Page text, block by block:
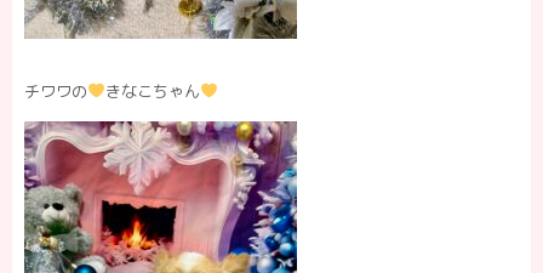
チワワの きなこちゃん